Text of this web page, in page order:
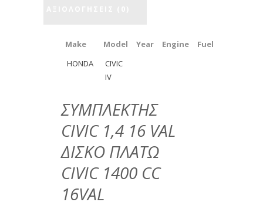
Make Model Year Engine
Fuel
HONDA
CIVIC
IV
ΣΥΜΠΛΕΚΤΗΣ
CIVIC 1,4 16 VAL
ΔΙΣΚΟ ΠΛΑΤΩ
CIVIC 1400 CC
16VAL